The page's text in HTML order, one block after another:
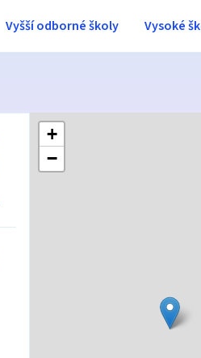
Vyšší odborné školy Vysoké
+
−